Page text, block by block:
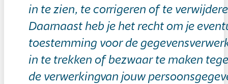
in te zien, te corrigeren of te
Daarnaast heb je het recht om je
toestemming voor de
in te trekken of bezwaar te maken
de verwerkingvan jouw